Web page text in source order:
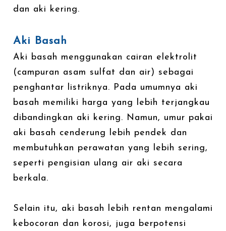
dan aki kering.
Aki Basah
Aki basah menggunakan cairan elektrolit
(campuran asam sulfat dan air) sebagai
penghantar listriknya. Pada umumnya aki
basah memiliki harga yang lebih terjangkau
dibandingkan aki kering. Namun, umur pakai
aki basah cenderung lebih pendek dan
membutuhkan perawatan yang lebih sering,
seperti pengisian ulang air aki secara
berkala.
Selain itu, aki basah lebih rentan mengalami
kebocoran dan korosi, juga berpotensi